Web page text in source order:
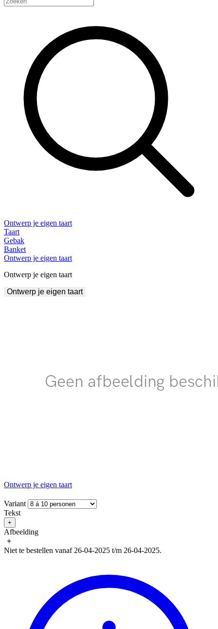
Ontwerp je eigen taart
Taart
Gebak
Banket
Ontwerp je eigen taart
Ontwerp je eigen taart
Ontwerp je eigen taart
Ontwerp je eigen taart
Variant
Tekst
+
Afbeelding
+
Niet te bestellen vanaf 26-04-2025 t/m 26-04-2025.